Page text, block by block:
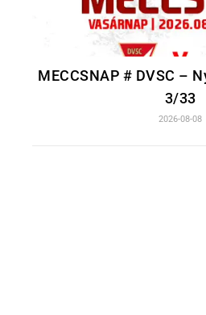
MECCSNAP # DVSC –
3/33
2026-08-08